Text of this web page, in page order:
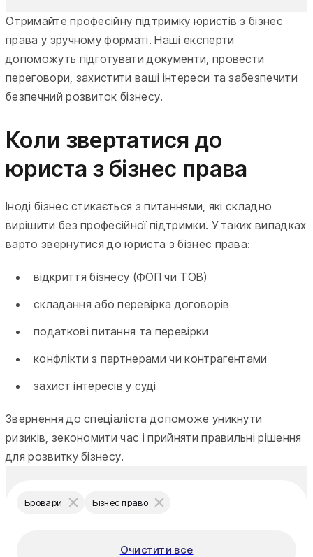
Отримайте професійну підтримку юристів з бізнес
права у зручному форматі. Наші експерти
допоможуть підготувати документи, провести
переговори, захистити ваші інтереси та забезпечити
безпечний розвиток бізнесу.
Коли звертатися до
юриста з бізнес права
Іноді бізнес стикається з питаннями, які складно
вирішити без професійної підтримки. У таких випадках
варто звернутися до юриста з бізнес права:
відкриття бізнесу (ФОП чи ТОВ)
складання або перевірка договорів
податкові питання та перевірки
конфлікти з партнерами чи контрагентами
захист інтересів у суді
Звернення до спеціаліста допоможе уникнути
ризиків, зекономити час і прийняти правильні рішення
для розвитку бізнесу.
Бровари Бізнес право
Очистити все